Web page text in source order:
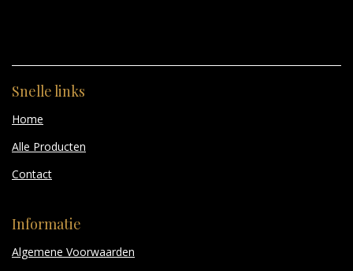
Snelle links
Home
Alle Producten
Contact
Informatie
Algemene Voorwaarden